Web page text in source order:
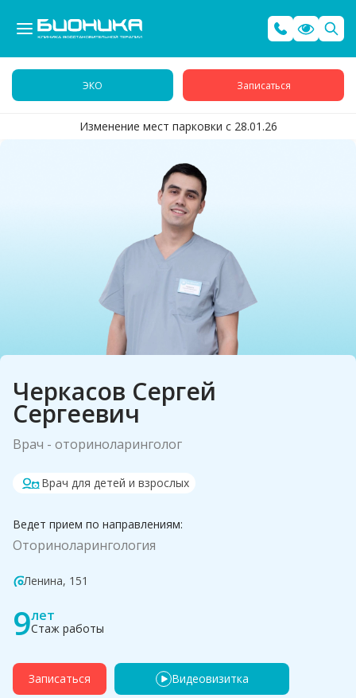
ЭКО Записаться
Изменение мест парковки с 28.01.26
Черкасов Сергей
Сергеевич
Врач - оториноларинголог
Врач для детей и взрослых
Ведет прием по направлениям:
Оториноларингология
Ленина, 151
9лет
Стаж работы
Записаться Видеовизитка